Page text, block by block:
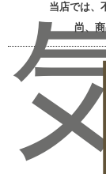
当店では、
尚、